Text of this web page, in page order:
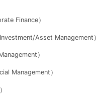
Finance）
Asset Management）
）
Management）